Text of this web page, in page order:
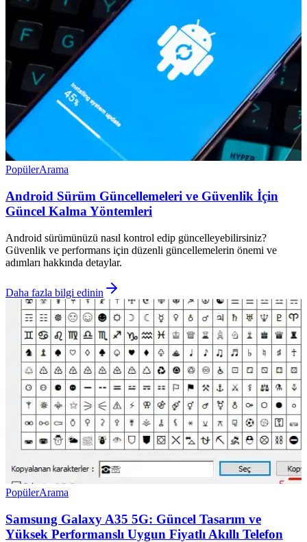
PopülerArama
Android Sürüm Güncellemeleri ve Güvenlik İçin
Güncel Kalma Yöntemleri
Android sürümünüzü nasıl kontrol edip güncelleyebilirsiniz?
Güvenlik ve performans için düzenli güncellemelerin önemi ve
adımları hakkında detaylar.
Daha fazla bilgi edinin
PopülerArama
Samsung Galaxy A35 5G: Güncel Tasarım ve
Yüksek Performanslı Uygun Fiyatlı Akıllı Telefon